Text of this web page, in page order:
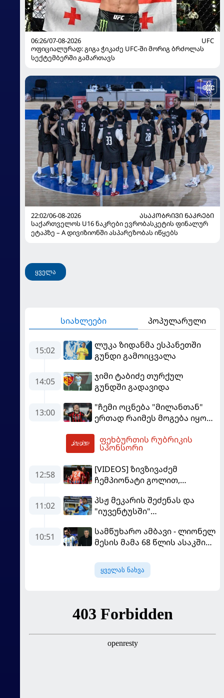
06:26/07-08-2026
UFC
ოფიციალურად: გიგა ჭიკაძე UFC-ში მორიგ ბრძოლას
სექტემბერში გამართავს
22:02/06-08-2026
ᲐᲡᲐᲙᲝᲑᲠᲘᲕᲘ ᲜᲐᲙᲠᲔᲑᲘ
საქართველოს U16 ნაკრები ევრობასკეტის ფინალურ
ეტაპზე – A დივიზიონში ასპარეზობას იწყებს
ყველა
სიახლეები პოპულარული
15:02
ლუკა ზიდანმა ესპანეთში
გუნდი გამოიცვალა
14:05
ჯიმი ტაბიძე თურქულ
გუნდში გადავიდა
13:00
"ჩემი ოცნება "მილანთან"
ერთად რაიმეს მოგება იყო" -
თავის მისიაზე ისაუბრა
ფეხბურთის რუბრიკის
სპონსორი
12:58
[VIDEOS] ზივზივაძემ
ჩემპიონატი გოლით,
გამარჯვებით დაიწყო
11:02
პსჟ მეკარის შეძენას და
"იუვენტუსში"
10:51
სამწუხარო ამბავი - ლიონელ
მესის მამა 68 წლის ასაკში
ყველას ნახვა